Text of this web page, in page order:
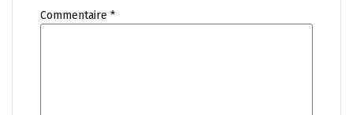
Commentaire *